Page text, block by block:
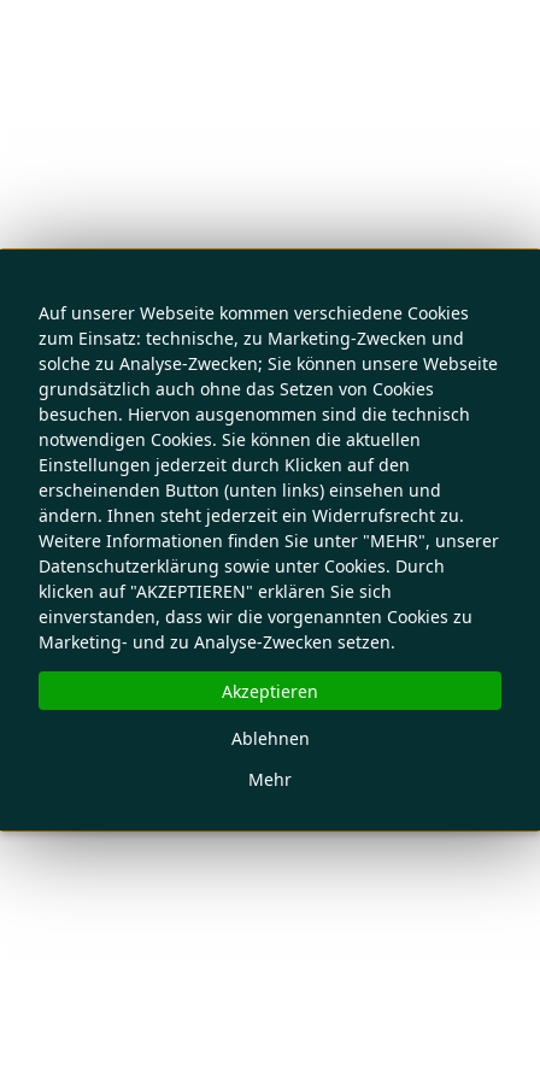
Auf unserer Webseite kommen verschiedene Cookies
zum Einsatz: technische, zu Marketing-Zwecken und
solche zu Analyse-Zwecken; Sie können unsere Webseite
grundsätzlich auch ohne das Setzen von Cookies
besuchen. Hiervon ausgenommen sind die technisch
notwendigen Cookies. Sie können die aktuellen
Einstellungen jederzeit durch Klicken auf den
erscheinenden Button (unten links) einsehen und
ändern. Ihnen steht jederzeit ein Widerrufsrecht zu.
Weitere Informationen finden Sie unter "MEHR", unserer
Datenschutzerklärung sowie unter Cookies. Durch
klicken auf "AKZEPTIEREN" erklären Sie sich
einverstanden, dass wir die vorgenannten Cookies zu
Marketing- und zu Analyse-Zwecken setzen.
Mehr
Ablehnen
Akzeptieren